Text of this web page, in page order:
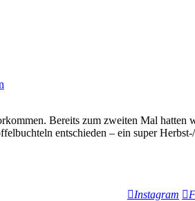
Bereits zum zweiten Mal
entschieden – ein super
Instagram